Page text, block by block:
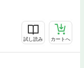
試し読み カートへ